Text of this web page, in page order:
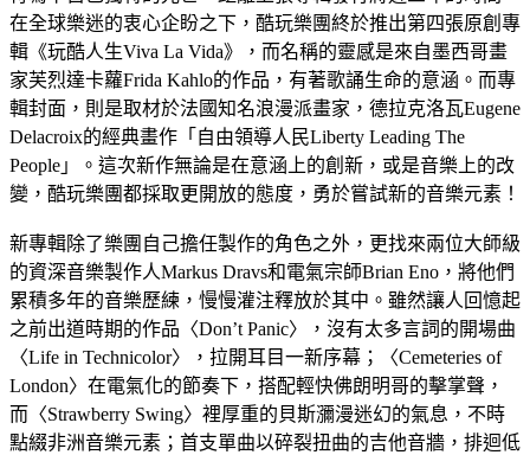
在全球樂迷的衷心企盼之下，酷玩樂團終於推出第四張原創專
輯《玩酷人生Viva La Vida》，而名稱的靈感是來自墨西哥畫
家芙烈達卡蘿Frida Kahlo的作品，有著歌誦生命的意涵。而專
輯封面，則是取材於法國知名浪漫派畫家，德拉克洛瓦Eugene
Delacroix的經典畫作「自由領導人民Liberty Leading The
People」。這次新作無論是在意涵上的創新，或是音樂上的改
變，酷玩樂團都採取更開放的態度，勇於嘗試新的音樂元素！
新專輯除了樂團自己擔任製作的角色之外，更找來兩位大師級
的資深音樂製作人Markus Dravs和電氣宗師Brian Eno，將他們
累積多年的音樂歷練，慢慢灌注釋放於其中。雖然讓人回憶起
之前出道時期的作品〈Don’t Panic〉，沒有太多言詞的開場曲
〈Life in Technicolor〉，拉開耳目一新序幕；〈Cemeteries of
London〉在電氣化的節奏下，搭配輕快佛朗明哥的擊掌聲，
而〈Strawberry Swing〉裡厚重的貝斯瀰漫迷幻的氣息，不時
點綴非洲音樂元素；首支單曲以碎裂扭曲的吉他音牆，排迴低